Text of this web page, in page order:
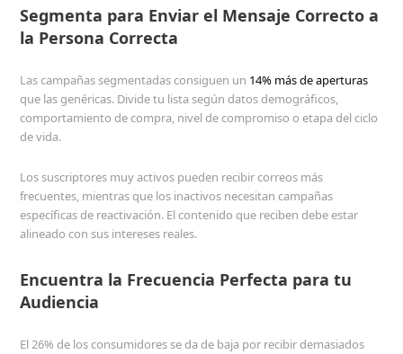
Segmenta para Enviar el Mensaje Correcto a
la Persona Correcta
Las campañas segmentadas consiguen un 14% más de aperturas
que las genéricas. Divide tu lista según datos demográficos,
comportamiento de compra, nivel de compromiso o etapa del ciclo
de vida.
Los suscriptores muy activos pueden recibir correos más
frecuentes, mientras que los inactivos necesitan campañas
específicas de reactivación. El contenido que reciben debe estar
alineado con sus intereses reales.
Encuentra la Frecuencia Perfecta para tu
Audiencia
El 26% de los consumidores se da de baja por recibir demasiados